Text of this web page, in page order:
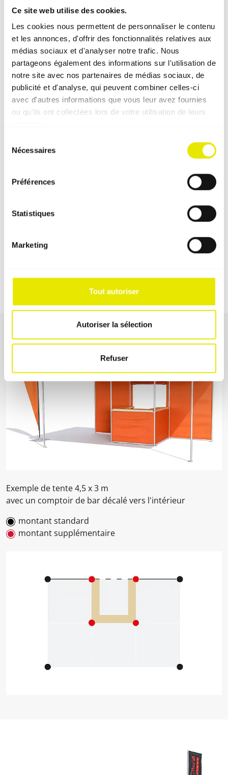
Ce site web utilise des cookies.
Les cookies nous permettent de personnaliser le contenu
et les annonces, d'offrir des fonctionnalités relatives aux
médias sociaux et d'analyser notre trafic. Nous
partageons également des informations sur l'utilisation de
notre site avec nos partenaires de médias sociaux, de
publicité et d'analyse, qui peuvent combiner celles-ci
avec d'autres informations que vous leur avez fournies
ou qu'ils ont collectées lors de votre utilisation de leurs
Nécessaires
Préférences
Statistiques
Marketing
Tout autoriser
Autoriser la sélection
Refuser
Exemple de tente 4 x 4 m
avec 2 comptoirs de bar de 2 m et une cloison de
séparation de 2 m
montant standard
montant supplémentaire
Exemple de tente 4,5 x 3 m
avec un comptoir de bar décalé vers l'intérieur
montant standard
montant supplémentaire